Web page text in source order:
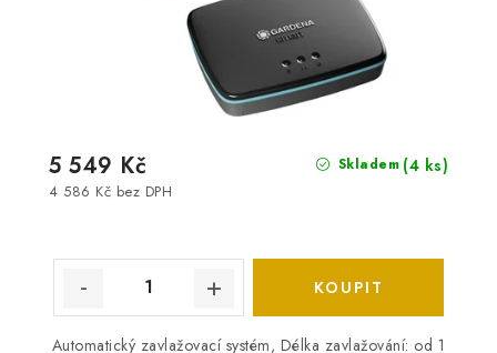
Skladem (4 ks)
4 586 Kč bez DPH
5 549 Kč
Automatický zavlažovací systém, Délka zavlažování: od 1